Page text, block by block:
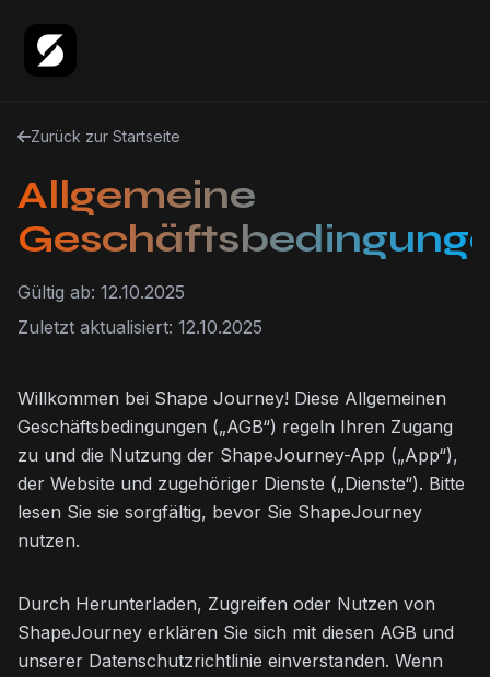
Zurück zur Startseite
Allgemeine
Gültig ab: 12.10.2025
Zuletzt aktualisiert: 12.10.2025
Willkommen bei Shape Journey! Diese Allgemeinen
Geschäftsbedingungen („AGB“) regeln Ihren Zugang
zu und die Nutzung der ShapeJourney-App („App“),
der Website und zugehöriger Dienste („Dienste“). Bitte
lesen Sie sie sorgfältig, bevor Sie ShapeJourney
nutzen.
Durch Herunterladen, Zugreifen oder Nutzen von
ShapeJourney erklären Sie sich mit diesen AGB und
unserer Datenschutzrichtlinie einverstanden. Wenn